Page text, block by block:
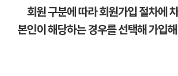
회원 구분에 따라 회원가입 절차에
본인이 해당하는 경우를 선택해 가입